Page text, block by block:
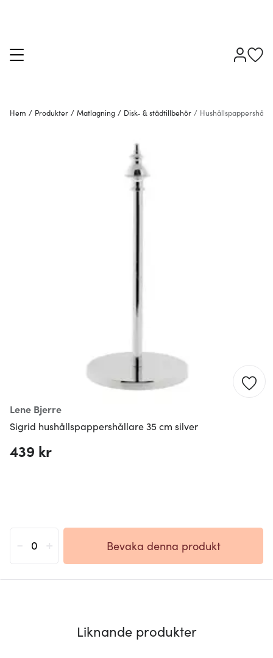
Hem / Produkter / Matlagning / Disk- & städtillbehör /
Lene Bjerre
Sigrid hushållspappershållare 35 cm silver
439 kr
Bevaka denna produkt
Liknande produkter